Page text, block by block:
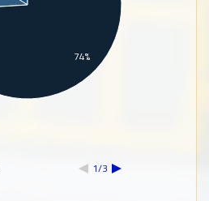
1/3
74%